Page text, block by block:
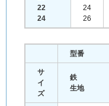
22
24
24
26
型番
サ
イ
ズ
鉄
生地